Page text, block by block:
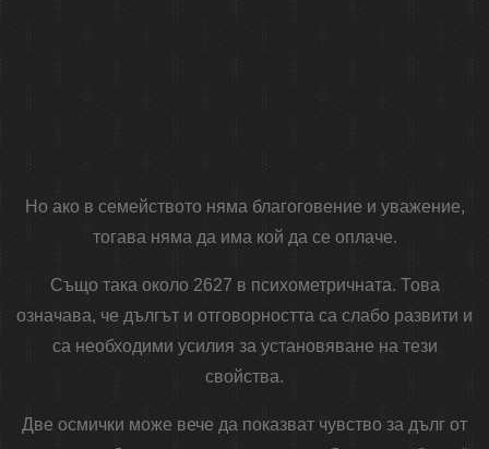
Но ако в семейството няма благоговение и уважение,
тогава няма да има кой да се оплаче.
Също така около 2627 в психометричната. Това
означава, че дългът и отговорността са слабо развити и
са необходими усилия за установяване на тези
свойства.
Две осмички може вече да показват чувство за дълг от